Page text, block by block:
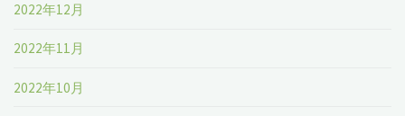
2022年12月
2022年11月
2022年10月